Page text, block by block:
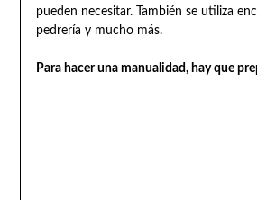
pueden necesitar. También se utiliza
pedrería y mucho más.
Para hacer una manualidad, hay que